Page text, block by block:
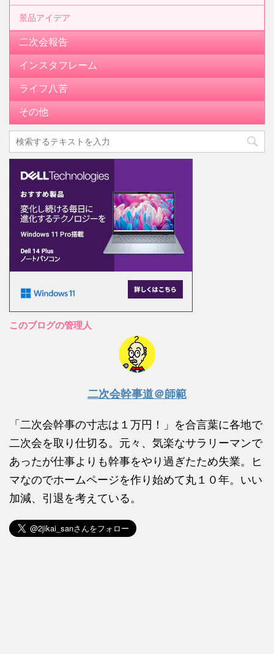
景品アイデア
二次会報告
インスタフレーム
ライフ八苦
その他
このブログの管理人
二次会幹事道＠師範
「二次会幹事の寸志は１万円！」を合言葉に各地で
二次会を取り仕切る。元々、気楽なサラリーマンで
あったが仕事よりも幹事をやり過ぎたため失業。ヒ
マなのでホームページを作り始めて丸１０年。いい
加減、引退を考えている。